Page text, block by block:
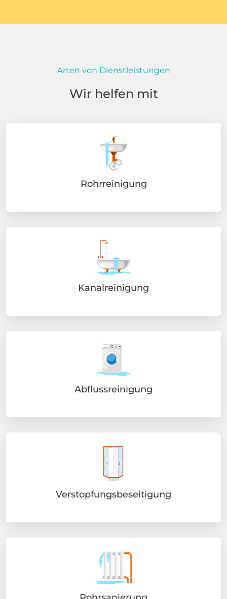
Arten von Dienstleistungen
Wir helfen mit
Rohrreinigung
Kanalreinigung
Abflussreinigung
Verstopfungsbeseitigung